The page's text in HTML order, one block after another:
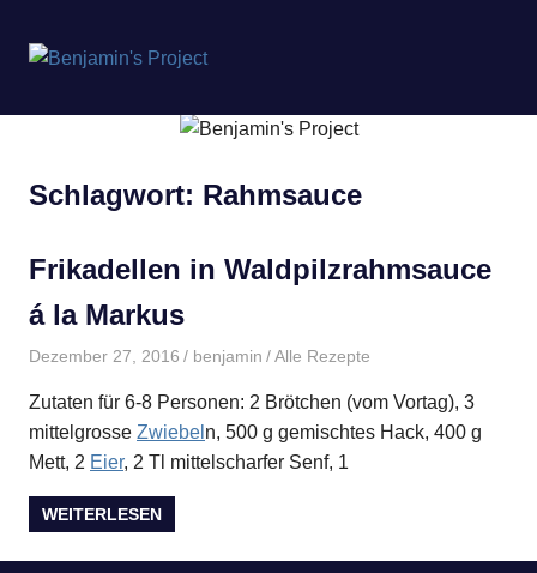
springen
Project
Schlagwort: Rahmsauce
Frikadellen in Waldpilzrahmsauce
á la Markus
Dezember 27, 2016 benjamin Alle Rezepte
Zutaten für 6-8 Personen: 2 Brötchen (vom Vortag), 3
mittelgrosse Zwiebel n, 500 g gemischtes Hack, 400 g
Mett, 2 Eier, 2 Tl mittelscharfer Senf, 1
WEITERLESEN